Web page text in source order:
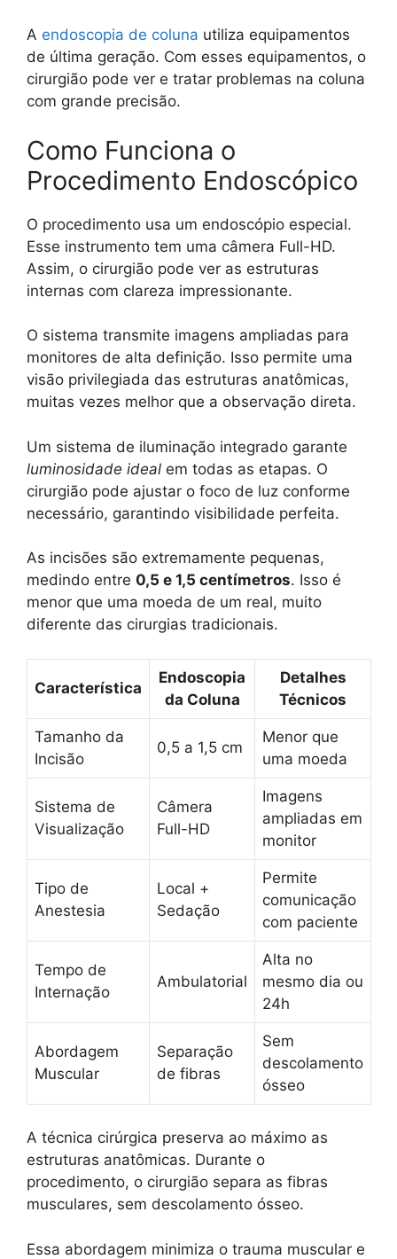
A endoscopia de coluna utiliza equipamentos
de última geração. Com esses equipamentos, o
cirurgião pode ver e tratar problemas na coluna
com grande precisão.
Como Funciona o
Procedimento Endoscópico
O procedimento usa um endoscópio especial.
Esse instrumento tem uma câmera Full-HD.
Assim, o cirurgião pode ver as estruturas
internas com clareza impressionante.
O sistema transmite imagens ampliadas para
monitores de alta definição. Isso permite uma
visão privilegiada das estruturas anatômicas,
muitas vezes melhor que a observação direta.
Um sistema de iluminação integrado garante
luminosidade ideal em todas as etapas. O
cirurgião pode ajustar o foco de luz conforme
necessário, garantindo visibilidade perfeita.
As incisões são extremamente pequenas,
medindo entre 0,5 e 1,5 centímetros. Isso é
menor que uma moeda de um real, muito
diferente das cirurgias tradicionais.
Característica
Endoscopia
da Coluna
Detalhes
Técnicos
Tamanho da
Incisão
0,5 a 1,5 cm
Menor que
uma moeda
Sistema de
Visualização
Câmera
Full-HD
Imagens
ampliadas em
monitor
Tipo de
Anestesia
Local +
Sedação
Permite
comunicação
com paciente
Tempo de
Internação
Ambulatorial
Alta no
mesmo dia ou
24h
Abordagem
Muscular
Separação
de fibras
Sem
descolamento
ósseo
A técnica cirúrgica preserva ao máximo as
estruturas anatômicas. Durante o
procedimento, o cirurgião separa as fibras
musculares, sem descolamento ósseo.
Essa abordagem minimiza o trauma muscular e